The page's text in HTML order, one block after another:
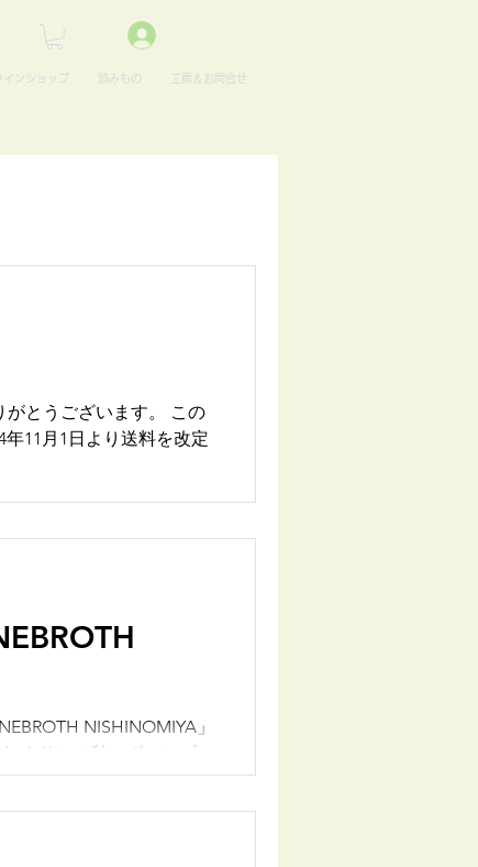
インショップ 読みもの 工房＆お問合せ
がとうございます。 この
11月1日より送料を改定
NISHINOMIYA」
よりこの秋、ボーンブロ